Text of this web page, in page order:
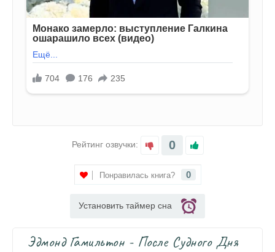
Рейтинг озвучки: 0
Понравилась книга? 0
Установить таймер сна
Эдмонд Гамильтон - После Судного Дня